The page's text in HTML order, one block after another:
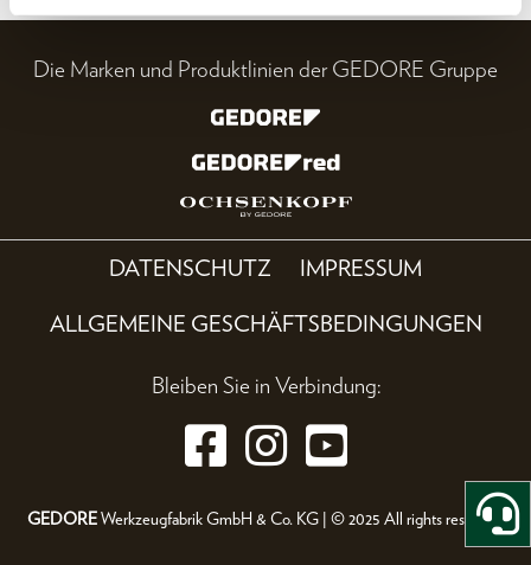
Die Marken und Produktlinien der GEDORE Gruppe
DATENSCHUTZ IMPRESSUM
ALLGEMEINE GESCHÄFTSBEDINGUNGEN
Bleiben Sie in Verbindung:
GEDOREWerkzeugfabrik GmbH & Co. KG | © 2025 All rights reserved.